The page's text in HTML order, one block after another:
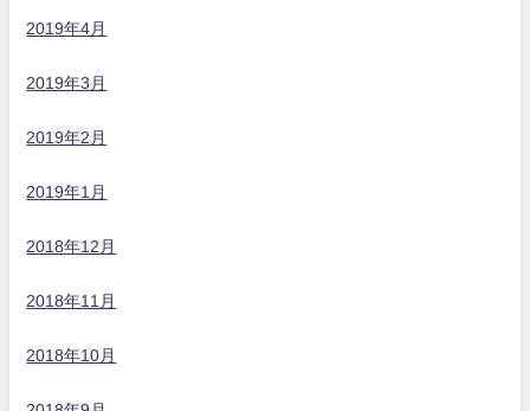
2019年4月
2019年3月
2019年2月
2019年1月
2018年12月
2018年11月
2018年10月